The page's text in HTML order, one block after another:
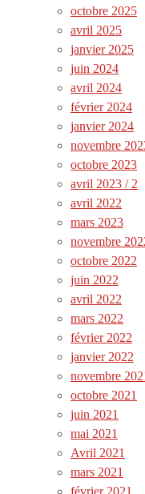
octobre 2025
avril 2025
janvier 2025
juin 2024
avril 2024
février 2024
janvier 2024
novembre
octobre 2023
avril 2023 / 2
avril 2022
mars 2023
novembre
octobre 2022
juin 2022
avril 2022
mars 2022
février 2022
janvier 2022
novembre
octobre 2021
juin 2021
mai 2021
Avril 2021
mars 2021
février 2021